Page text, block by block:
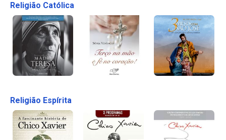
Religião Católica
Religião Espírita